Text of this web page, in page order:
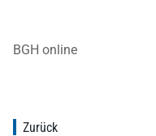
BGH online
Zurück